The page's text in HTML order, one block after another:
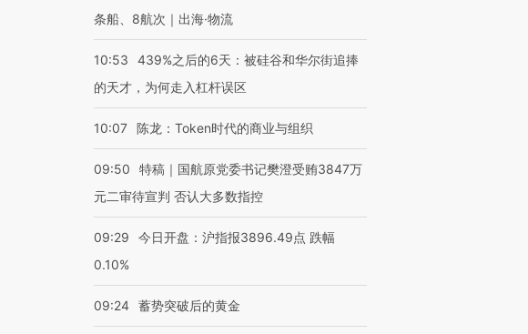
条船、8航次｜出海·物流
10:53
439%之后的6天：被硅谷和华尔街追捧
的天才，为何走入杠杆误区
10:07 陈龙：Token时代的商业与组织
09:50
特稿｜国航原党委书记樊澄受贿3847万
元二审待宣判 否认大多数指控
09:29
今日开盘：沪指报3896.49点 跌幅
0.10%
09:24 蓄势突破后的黄金